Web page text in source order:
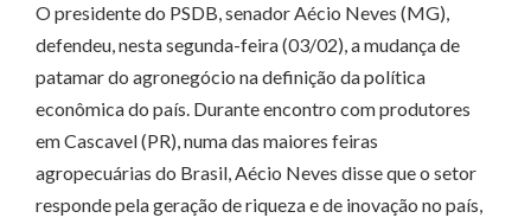
O presidente do PSDB, senador Aécio Neves (MG),
defendeu, nesta segunda-feira (03/02), a mudança de
patamar do agronegócio na definição da política
econômica do país. Durante encontro com produtores
em Cascavel (PR), numa das maiores feiras
agropecuárias do Brasil, Aécio Neves disse que o setor
responde pela geração de riqueza e de inovação no país,